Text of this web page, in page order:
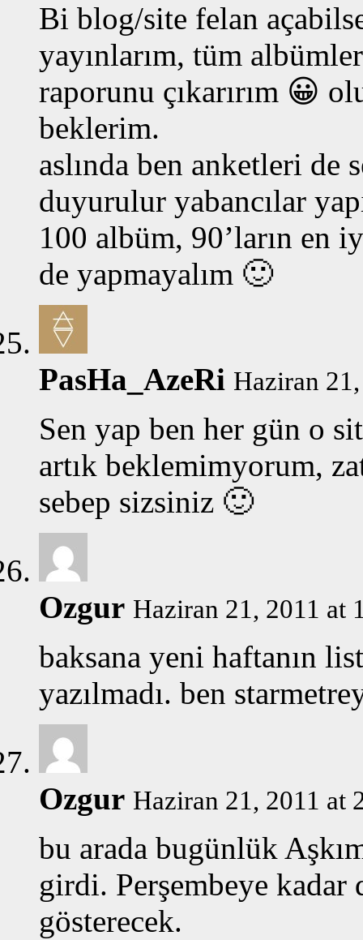
Bi blog/site felan
yayınlarım, tüm
raporunu çıkarırım 😀
beklerim.
aslında ben anketleri de
duyurulur yabancılar
100 albüm, 90’ların en
de yapmayalım 🙂
PasHa_AzeRi Haziran
Sen yap ben her gün o
artık beklemimyorum,
sebep sizsiniz 🙂
Ozgur Haziran 21, 2011 at
baksana yeni haftanın
yazılmadı. ben
Ozgur Haziran 21, 2011 at
bu arada bugünlük
girdi. Perşembeye
gösterecek.